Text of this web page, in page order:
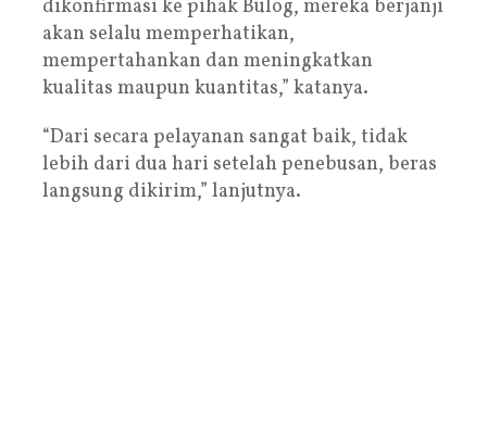
dikonfirmasi ke pihak Bulog, mereka berjanji
akan selalu memperhatikan,
mempertahankan dan meningkatkan
kualitas maupun kuantitas,” katanya.
“Dari secara pelayanan sangat baik, tidak
lebih dari dua hari setelah penebusan, beras
langsung dikirim,” lanjutnya.